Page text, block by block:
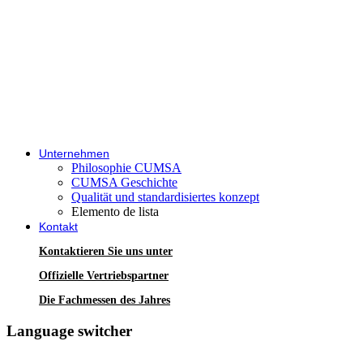
Unternehmen
Philosophie CUMSA
CUMSA Geschichte
Qualität und standardisiertes konzept
Elemento de lista
Kontakt
Kontaktieren Sie uns unter
Offizielle Vertriebspartner
Die Fachmessen des Jahres
Language switcher